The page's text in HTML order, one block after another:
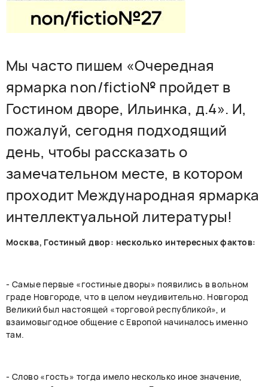
Мы часто пишем «Очередная
ярмарка non/fictio№ пройдет в
Гостином дворе, Ильинка, д.4». И,
пожалуй, сегодня подходящий
день, чтобы рассказать о
замечательном месте, в котором
проходит Международная ярмарка
интеллектуальной литературы!
Москва, Гостиный двор: несколько интересных фактов:
- Самые первые «гостиные дворы» появились в вольном
граде Новгороде, что в целом неудивительно. Новгород
Великий был настоящей «торговой республикой», и
взаимовыгодное общение с Европой начиналось именно
там.
- Слово «гость» тогда имело несколько иное значение,